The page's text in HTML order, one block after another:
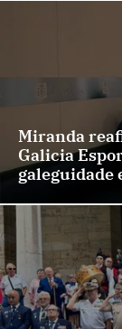
Miranda
Galicia
galeguidade